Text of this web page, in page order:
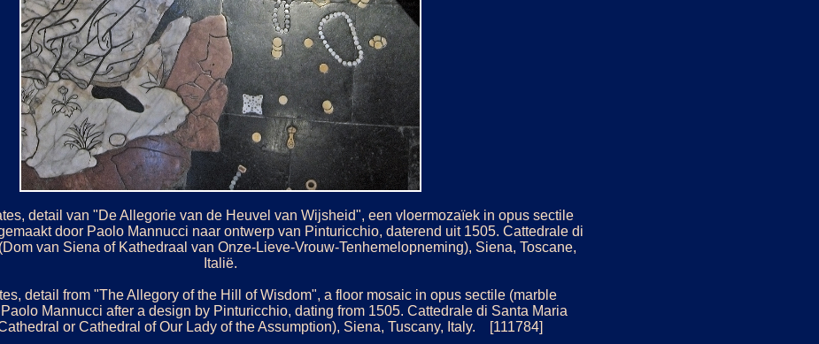
detail van "De Allegorie van de Heuvel van Wijsheid", een vloermozaïek in opus sectile
door Paolo Mannucci naar ontwerp van Pinturicchio, daterend uit 1505. Cattedrale di
van Siena of Kathedraal van Onze-Lieve-Vrouw-Tenhemelopneming), Siena, Toscane,
Italië.
detail from "The Allegory of the Hill of Wisdom", a floor mosaic in opus sectile (marble
Mannucci after a design by Pinturicchio, dating from 1505. Cattedrale di Santa Maria
or Cathedral of Our Lady of the Assumption), Siena, Tuscany, Italy. [111784]